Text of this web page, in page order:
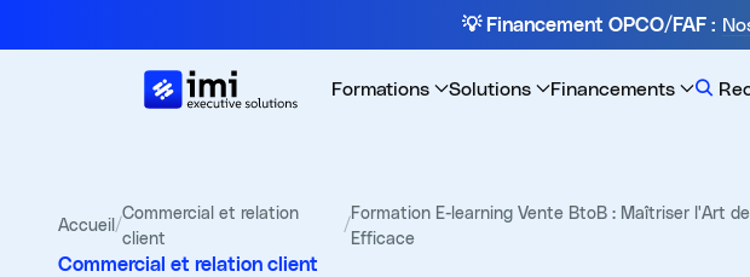
💡 Financement OPCO/FAF :
Formations Solutions Financements
Accueil/
Commercial et relation
client
/
Formation E-learning Vente BtoB : Maîtriser l'Art
Efficace
Commercial et relation client